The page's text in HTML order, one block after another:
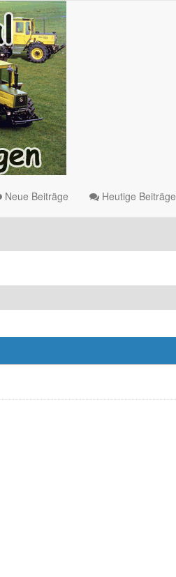
Neue Beiträge Heutige Beiträge